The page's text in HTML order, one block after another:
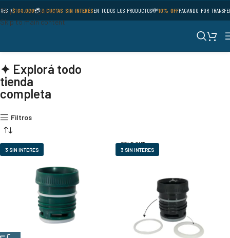
Skip to navigation
Skip to main content
A$100.000💳3 CUOTAS SIN INTERÉSEN TODOS LOS PRODUCTOS💸10% OFFPAGANDO POR
✦ Explorá todo
tienda
completa
Filtros
3 SÍN INTERES
SOLD OUT
3 SÍN INTERES